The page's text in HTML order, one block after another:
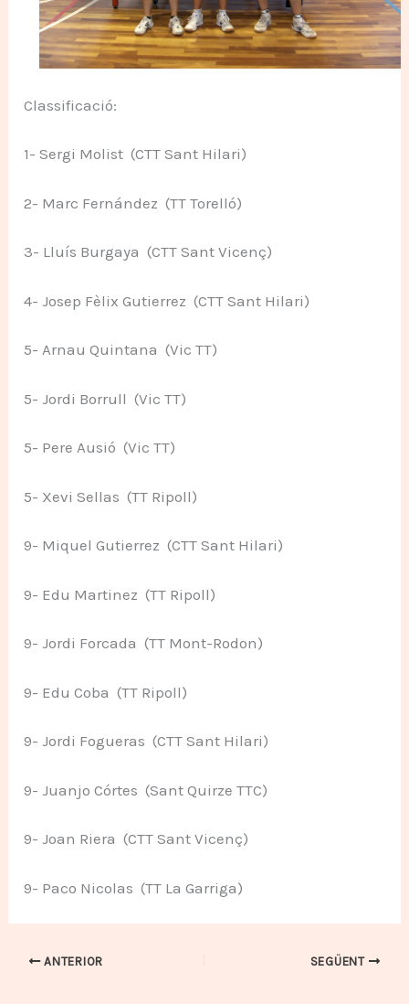
Classificació:
1- Sergi Molist (CTT Sant Hilari)
2- Marc Fernández (TT Torelló)
3- Lluís Burgaya (CTT Sant Vicenç)
4- Josep Fèlix Gutierrez (CTT Sant Hilari)
5- Arnau Quintana (Vic TT)
5- Jordi Borrull (Vic TT)
5- Pere Ausió (Vic TT)
5- Xevi Sellas (TT Ripoll)
9- Miquel Gutierrez (CTT Sant Hilari)
9- Edu Martinez (TT Ripoll)
9- Jordi Forcada (TT Mont-Rodon)
9- Edu Coba (TT Ripoll)
9- Jordi Fogueras (CTT Sant Hilari)
9- Juanjo Córtes (Sant Quirze TTC)
9- Joan Riera (CTT Sant Vicenç)
9- Paco Nicolas (TT La Garriga)
ANTERIOR SEGÜENT